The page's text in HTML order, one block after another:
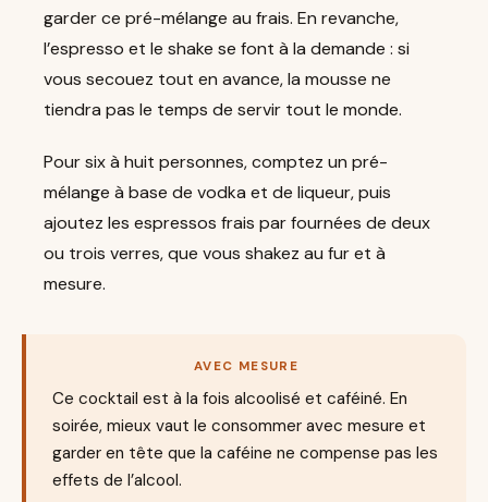
garder ce pré-mélange au frais. En revanche,
l’espresso et le shake se font à la demande : si
vous secouez tout en avance, la mousse ne
tiendra pas le temps de servir tout le monde.
Pour six à huit personnes, comptez un pré-
mélange à base de vodka et de liqueur, puis
ajoutez les espressos frais par fournées de deux
ou trois verres, que vous shakez au fur et à
mesure.
AVEC MESURE
Ce cocktail est à la fois alcoolisé et caféiné. En
soirée, mieux vaut le consommer avec mesure et
garder en tête que la caféine ne compense pas les
effets de l’alcool.